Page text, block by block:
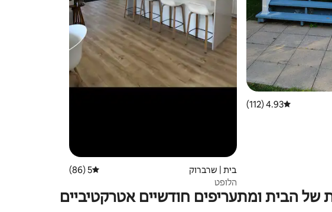
דירוג ממוצע של 4.93 מתוך 5, 112 ביקורות
4.93 (112)
בית | שרברוק דירוג ממוצע של 5 מתוך 5, 86 ביקורות
5 (86)
הלופט
של הבית ומתעריפים חודשיים אטרקטיביים